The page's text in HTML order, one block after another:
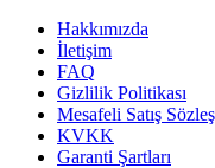
Hakkımızda
İletişim
FAQ
Gizlilik Politikası
Mesafeli Satış
KVKK
Garanti Şartları